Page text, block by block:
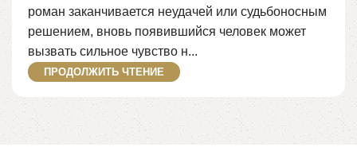
роман заканчивается неудачей или судьбоносным
решением, вновь появившийся человек может
вызвать сильное чувство н...
ПРОДОЛЖИТЬ ЧТЕНИЕ